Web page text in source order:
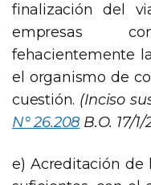
finalización del
empresas
fehacientemente
el organismo de
cuestión. (Inciso
N° 26.208 B.O. 17/
e) Acreditación de